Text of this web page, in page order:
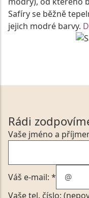
Safíry se běžně
jejich modré barvy.
Rádi
Vaše jméno a
Váš e-mail: *
Vaše tel. číslo: